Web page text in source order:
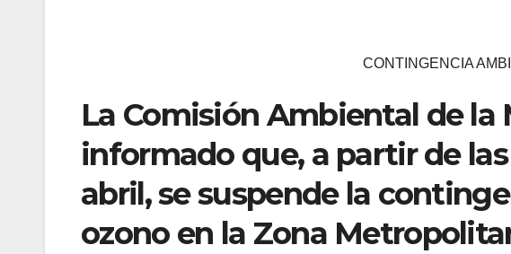
CONTINGENCIA
La Comisión Ambiental de la
informado que, a partir de las
abril, se suspende la
ozono en la Zona